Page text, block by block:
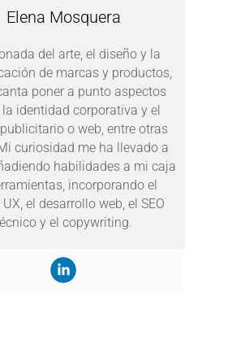
Elena Mosquera
del arte, el diseño y la
de marcas y productos,
poner a punto aspectos
identidad corporativa y el
o web, entre otras
curiosidad me ha llevado a
habilidades a mi caja
incorporando el
el desarrollo web, el SEO
y el copywriting.